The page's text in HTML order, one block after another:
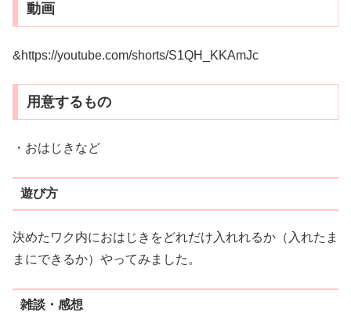
動画
&https://youtube.com/shorts/S1QH_KKAmJc
用意するもの
・おはじきなど
遊び方
決めたワク内におはじきをどれだけ入れれるか（入れたま
まにできるか）やってみました。
雑談・感想